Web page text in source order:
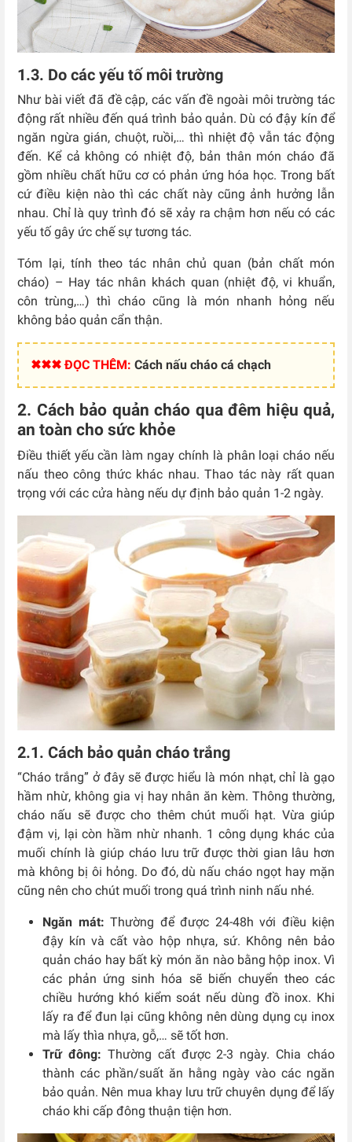
1.3. Do các yếu tố môi trường
Như bài viết đã đề cập, các vấn đề ngoài môi trường tác
động rất nhiều đến quá trình bảo quản. Dù có đậy kín để
ngăn ngừa gián, chuột, ruồi,… thì nhiệt độ vẫn tác động
đến. Kể cả không có nhiệt độ, bản thân món cháo đã
gồm nhiều chất hữu cơ có phản ứng hóa học. Trong bất
cứ điều kiện nào thì các chất này cũng ảnh hưởng lẫn
nhau. Chỉ là quy trình đó sẽ xảy ra chậm hơn nếu có các
yếu tố gây ức chế sự tương tác.
Tóm lại, tính theo tác nhân chủ quan (bản chất món
cháo) – Hay tác nhân khách quan (nhiệt độ, vi khuẩn,
côn trùng,…) thì cháo cũng là món nhanh hỏng nếu
không bảo quản cẩn thận.
✖✖✖ ĐỌC THÊM: Cách nấu cháo cá chạch
2. Cách bảo quản cháo qua đêm hiệu quả,
an toàn cho sức khỏe
Điều thiết yếu cần làm ngay chính là phân loại cháo nếu
nấu theo công thức khác nhau. Thao tác này rất quan
trọng với các cửa hàng nếu dự định bảo quản 1-2 ngày.
2.1. Cách bảo quản cháo trắng
“Cháo trắng” ở đây sẽ được hiểu là món nhạt, chỉ là gạo
hầm nhừ, không gia vị hay nhân ăn kèm. Thông thường,
cháo nấu sẽ được cho thêm chút muối hạt. Vừa giúp
đậm vị, lại còn hầm nhừ nhanh. 1 công dụng khác của
muối chính là giúp cháo lưu trữ được thời gian lâu hơn
mà không bị ôi hỏng. Do đó, dù nấu cháo ngọt hay mặn
cũng nên cho chút muối trong quá trình ninh nấu nhé.
Ngăn mát: Thường để được 24-48h với điều kiện
đậy kín và cất vào hộp nhựa, sứ. Không nên bảo
quản cháo hay bất kỳ món ăn nào bằng hộp inox. Vì
các phản ứng sinh hóa sẽ biến chuyển theo các
chiều hướng khó kiểm soát nếu dùng đồ inox. Khi
lấy ra để đun lại cũng không nên dùng dụng cụ inox
mà lấy thìa nhựa, gỗ,… sẽ tốt hơn.
Trữ đông: Thường cất được 2-3 ngày. Chia cháo
thành các phần/suất ăn hằng ngày vào các ngăn
bảo quản. Nên mua khay lưu trữ chuyên dụng để lấy
cháo khi cấp đông thuận tiện hơn.